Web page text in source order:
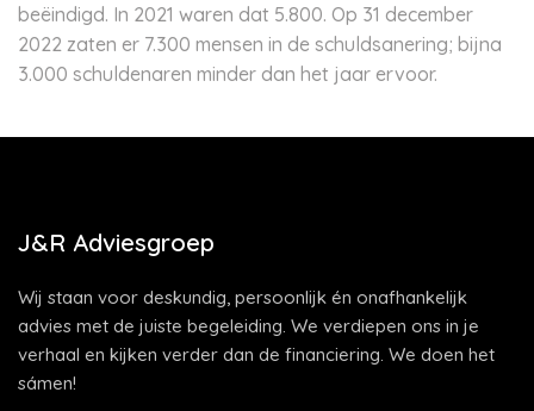
beëindigd. In 2021 waren dat 5.800. Op 31 december
2022 zaten er 7.300 mensen in de schuldsanering; bijna
3.000 schuldenaren minder dan het jaar ervoor.
J&R Adviesgroep
Wij staan voor deskundig, persoonlijk én onafhankelijk
advies met de juiste begeleiding. We verdiepen ons in je
verhaal en kijken verder dan de financiering. We doen het
sámen!